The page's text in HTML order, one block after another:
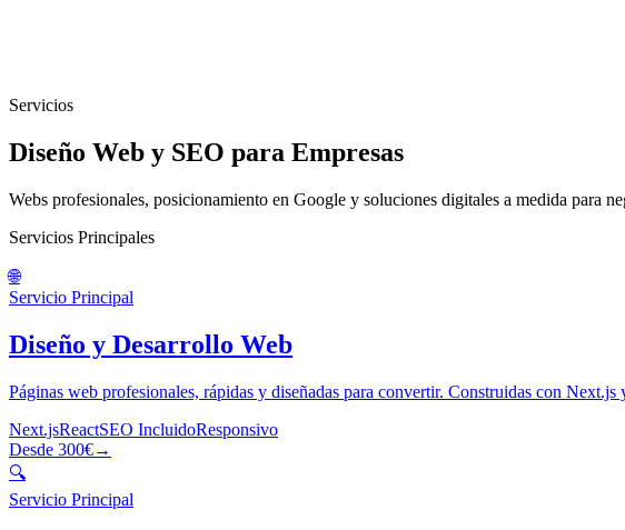
Servicios
Diseño Web y SEO para Empresas
Webs profesionales, posicionamiento en Google y soluciones digitales a medida para
Servicios Principales
🌐
Servicio Principal
Diseño y Desarrollo Web
Páginas web profesionales, rápidas y diseñadas para convertir. Construidas con
Next.jsReactSEO IncluidoResponsivo
Desde 300€→
🔍
Servicio Principal